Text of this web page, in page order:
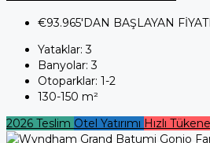
€93.965'DAN BAŞLAYAN
Yataklar: 3
Banyolar: 3
Otoparklar: 1-2
130-150 m²
2026 Teslim Otel Yatırımı Hızlı